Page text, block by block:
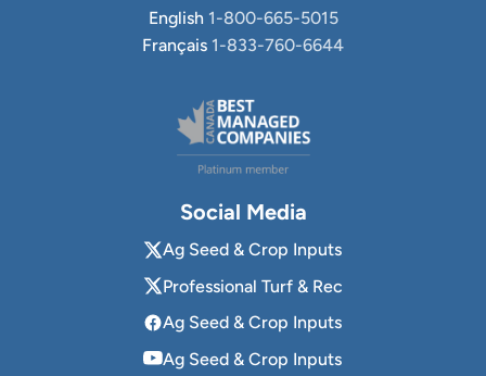
English 1-800-665-5015
Français 1-833-760-6644
Social Media
Ag Seed & Crop Inputs
Professional Turf & Rec
Ag Seed & Crop Inputs
Ag Seed & Crop Inputs